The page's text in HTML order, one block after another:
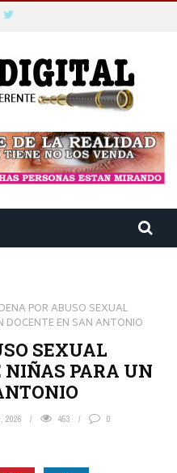
POR ABUSO SEXUAL
DOCENTE EN SAN ANTONIO
SEXUAL
NIÑAS PARA UN
2026 453 0